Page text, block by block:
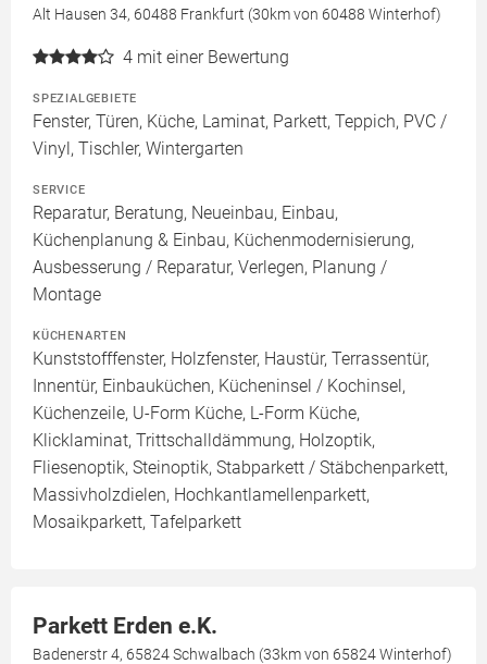
Alt Hausen 34, 60488 Frankfurt (30km von 60488 Winterhof)
4 mit einer Bewertung
SPEZIALGEBIETE
Fenster, Türen, Küche, Laminat, Parkett, Teppich, PVC /
Vinyl, Tischler, Wintergarten
SERVICE
Reparatur, Beratung, Neueinbau, Einbau,
Küchenplanung & Einbau, Küchenmodernisierung,
Ausbesserung / Reparatur, Verlegen, Planung /
Montage
KÜCHENARTEN
Kunststofffenster, Holzfenster, Haustür, Terrassentür,
Innentür, Einbauküchen, Kücheninsel / Kochinsel,
Küchenzeile, U-Form Küche, L-Form Küche,
Klicklaminat, Trittschalldämmung, Holzoptik,
Fliesenoptik, Steinoptik, Stabparkett / Stäbchenparkett,
Massivholzdielen, Hochkantlamellenparkett,
Mosaikparkett, Tafelparkett
Parkett Erden e.K.
Badenerstr 4, 65824 Schwalbach (33km von 65824 Winterhof)